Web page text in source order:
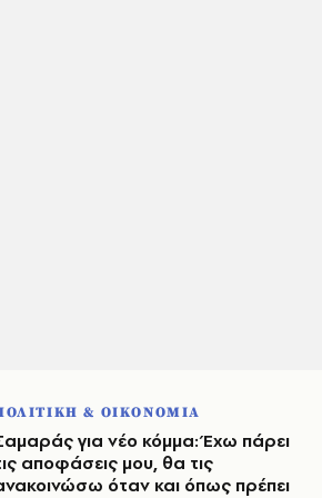
& ΟΙΚΟΝΟΜΙΑ
για νέο κόμμα: Έχω πάρει
αποφάσεις μου, θα τις
όταν και όπως πρέπει